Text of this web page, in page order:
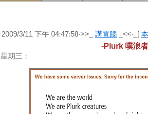
2009/3/11 下午 04:47:58‧>>_ 講電腦 _<<‧_[
-Plurk 噗浪
星期三：